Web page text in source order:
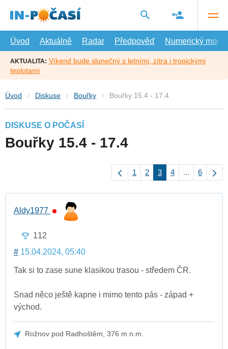
hlavní
Úvod
Aktuálně Radar Předpověď Numerický model
AKTUALITA: Víkend bude slunečný s letními, zítra i tropickými
teplotami
Úvod Diskuse Bouřky Bouřky 15.4 - 17.4
DISKUSE O POČASÍ
Bouřky 15.4 - 17.4
1 2 3 4 ... 6
Aldy1977
112
# 15.04.2024, 05:40
Tak si to zase sune klasikou trasou - středem ČR.
Snad něco ještě kapne i mimo tento pás - západ +
východ.
Rožnov pod Radhoštěm, 376 m n.m.